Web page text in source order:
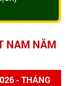
NAM NĂM
- THÁNG